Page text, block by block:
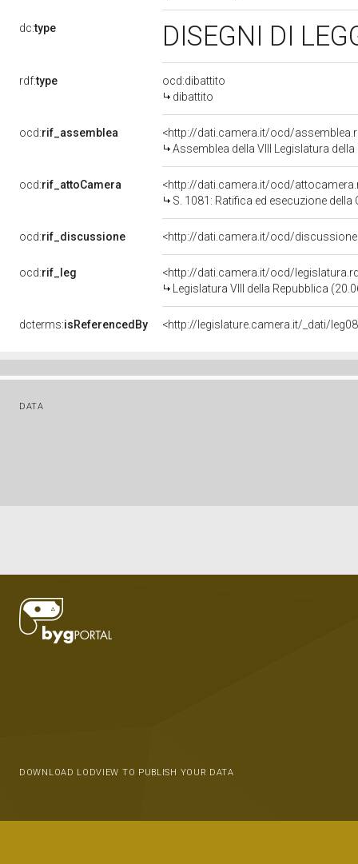
dc:type DISEGNI DI
rdf:type
ocd:dibattito
dibattito
ocd:rif_assemblea
<http://dati.camera.it/ocd/
Assemblea della VIII Legislatura
ocd:rif_attoCamera
<http://dati.camera.it/ocd/
S. 1081: Ratifica ed esecuzione della Convenzione tra il Regno del Marocco e la
ocd:rif_discussione <http://dati.camera.it/ocd/
ocd:rif_leg
<http://dati.camera.it/ocd/
Legislatura VIII della Repubblica
dcterms:isReferencedBy
DATA
DOWNLOAD LODVIEW TO PUBLISH YOUR DATA